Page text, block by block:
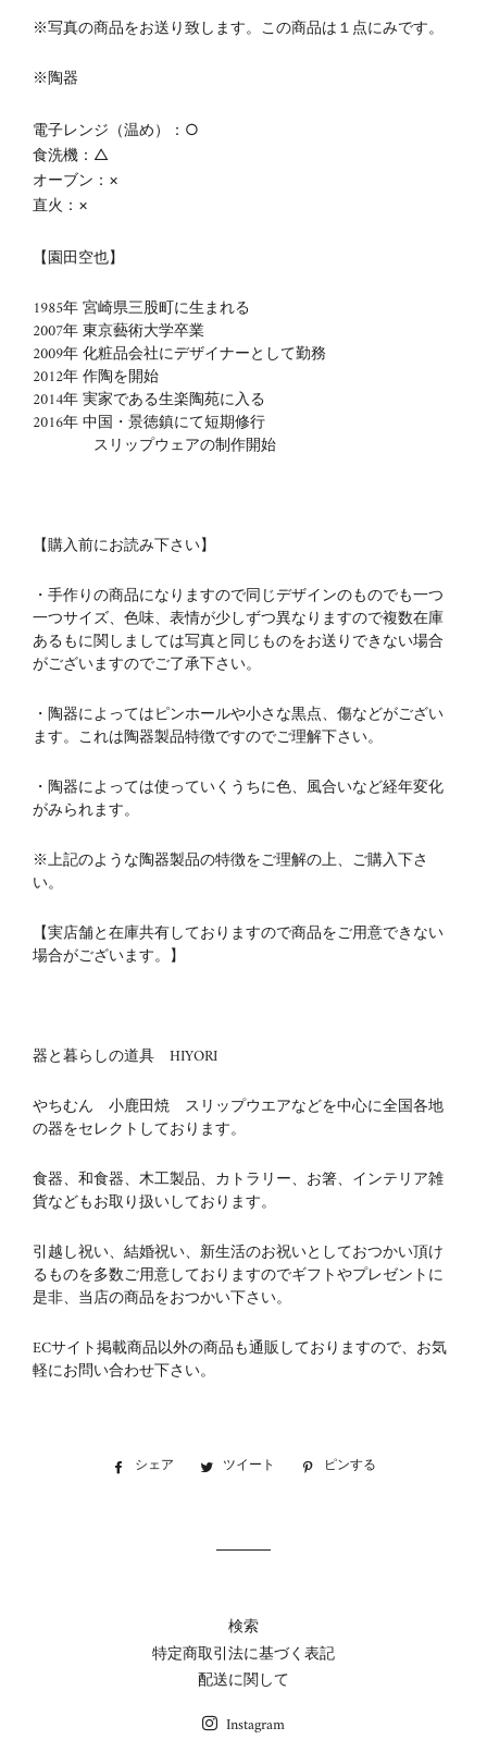
※写真の商品をお送り致します。この商品は１点にみです。
※陶器
電子レンジ（温め）：○
食洗機：△
オーブン：×
直火：×
【園田空也】
1985年 宮崎県三股町に生まれる
2007年 東京藝術大学卒業
2009年 化粧品会社にデザイナーとして勤務
2012年 作陶を開始
2014年 実家である生楽陶苑に入る
2016年 中国・景徳鎮にて短期修行
スリップウェアの制作開始
【購入前にお読み下さい】
・手作りの商品になりますので同じデザインのものでも一つ
一つサイズ、色味、表情が少しずつ異なりますので複数在庫
あるもに関しましては写真と同じものをお送りできない場合
がございますのでご了承下さい。
・陶器によってはピンホールや小さな黒点、傷などがござい
ます。これは陶器製品特徴ですのでご理解下さい。
・陶器によっては使っていくうちに色、風合いなど経年変化
がみられます。
※上記のような陶器製品の特徴をご理解の上、ご購入下さ
い。
【実店舗と在庫共有しておりますので商品をご用意できない
場合がございます。】
器と暮らしの道具 HIYORI
やちむん 小鹿田焼 スリップウエアなどを中心に全国各地
の器をセレクトしております。
食器、和食器、木工製品、カトラリー、お箸、インテリア雑
貨などもお取り扱いしております。
引越し祝い、結婚祝い、新生活のお祝いとしておつかい頂け
るものを多数ご用意しておりますのでギフトやプレゼントに
是非、当店の商品をおつかい下さい。
ECサイト掲載商品以外の商品も通販しておりますので、お気
軽にお問い合わせ下さい。
シェア
Facebookツイート
Twitter ピンする
検索
特定商取引法に基づく表記
配送に関して
Instagram